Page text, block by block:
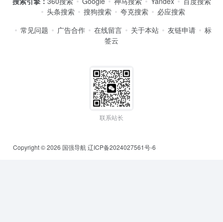
头条搜索
搜狗搜索 夸克搜索
必应搜索
常见问题
广告合作 在线留言 关于本站 友链申请
标
签云
联系站长
Copyright © 2026 国强导航辽ICP备2024027561号-6